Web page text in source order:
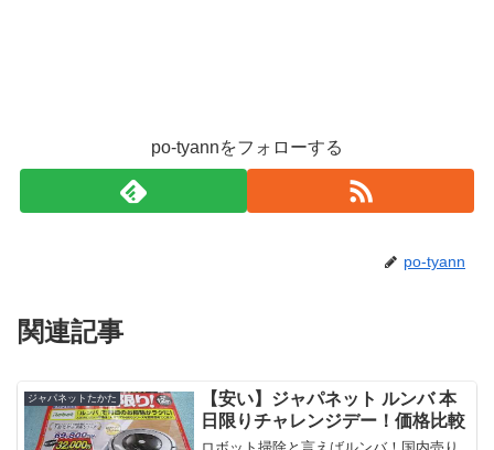
po-tyannをフォローする
po-tyann
関連記事
ジャパネットたかた
【安い】ジャパネット ルンバ 本
日限りチャレンジデー！価格比較